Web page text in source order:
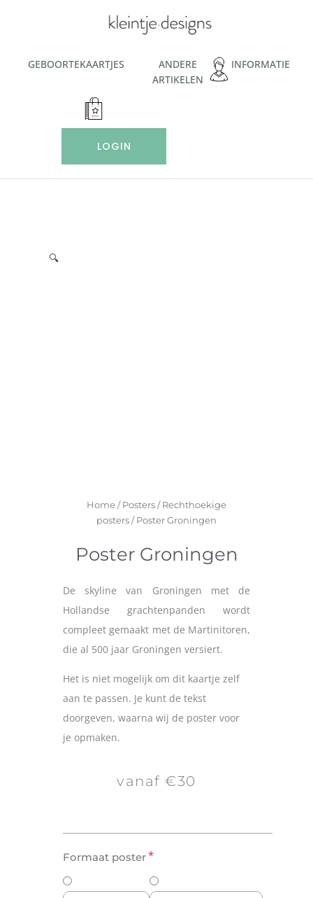
inhoudGEBOORTEKAARTJES
ANDERE
ARTIKELEN
INFORMATIE
LOGIN
🔍
Home/Posters/Rechthoekige
posters/ Poster Groningen
Poster Groningen
De skyline van Groningen met de
Hollandse grachtenpanden wordt
compleet gemaakt met de Martinitoren,
die al 500 jaar Groningen versiert.
Het is niet mogelijk om dit kaartje zelf
aan te passen. Je kunt de tekst
doorgeven, waarna wij de poster voor
je opmaken.
vanaf €30
Formaat poster*
Groningen
aantal